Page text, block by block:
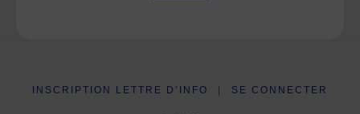
INSCRIPTION LETTRE D’INFO SE CONNECTER